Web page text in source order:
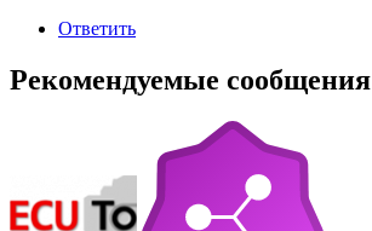
Ответить
Рекомендуемые сообщения